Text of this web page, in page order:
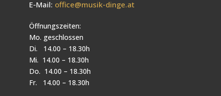
E-Mail: office@musik-dinge.at
Öffnungszeiten:
Mo. geschlossen
Di. 14.00 – 18.30h
Mi. 14.00 – 18.30h
Do. 14.00 – 18.30h
Fr. 14.00 – 18.30h